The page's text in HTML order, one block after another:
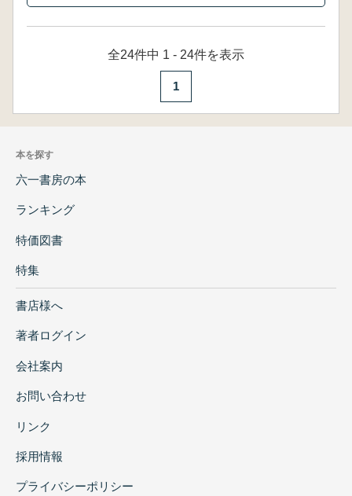
全24件中 1 - 24件を表示
1
本を探す
六一書房の本
ランキング
特価図書
特集
書店様へ
著者ログイン
会社案内
お問い合わせ
リンク
採用情報
プライバシーポリシー